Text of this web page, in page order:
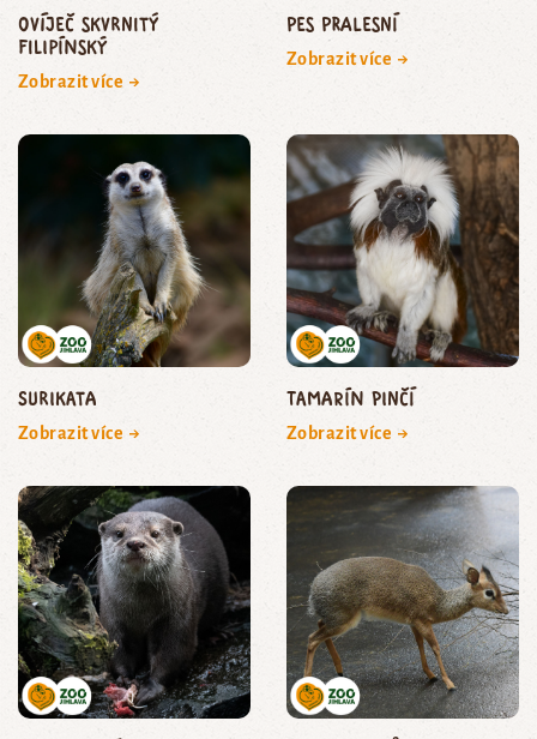
ovíječ skvrnitý
filipínský
Zobrazit více →
pes pralesní
Zobrazit více →
surikata
Zobrazit více →
tamarín pinčí
Zobrazit více →